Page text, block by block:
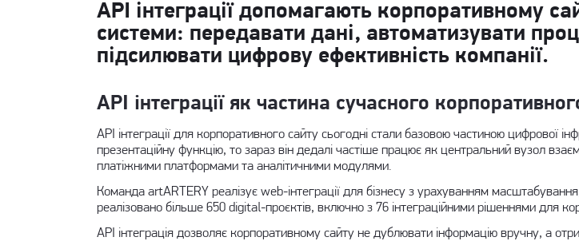
API інтеграції допомагають корпоративному
системи: передавати дані, автоматизувати
підсилювати цифрову ефективність компанії.
API інтеграції як частина сучасного
API інтеграції для корпоративного сайту сьогодні стали базовою частиною цифрової
презентаційну функцію, то зараз він дедалі частіше працює як центральний вузол
платіжними платформами та аналітичними модулями.
Команда artARTERY реалізує web-інтеграціїдля бізнесу з урахуванням
реалізовано більше 650 digital-проєктів, включно з 76 інтеграційними рішеннями для
API інтеграція дозволяє корпоративному сайту не дублювати інформацію вручну, а